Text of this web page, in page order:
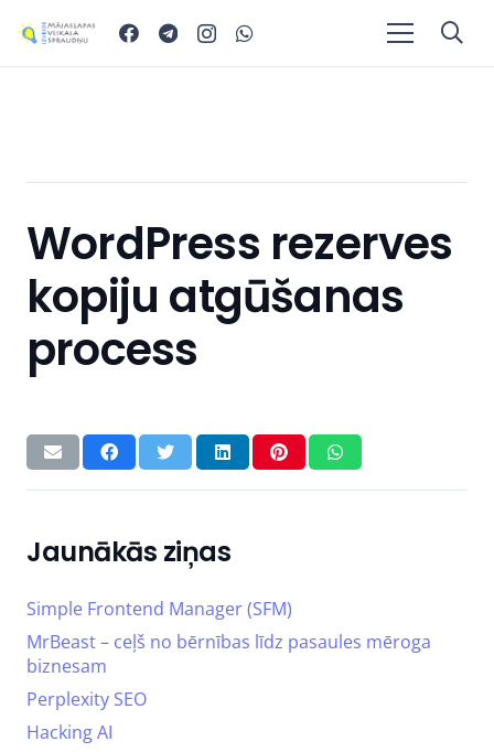
WordPress rezerves
kopiju atgūšanas
process
Jaunākās ziņas
Simple Frontend Manager (SFM)
MrBeast – ceļš no bērnības līdz pasaules mēroga
biznesam
Perplexity SEO
Hacking AI